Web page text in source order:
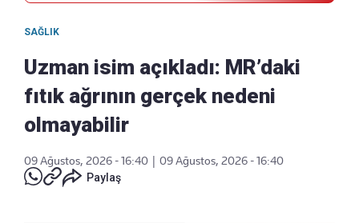
SAĞLIK
Uzman isim açıkladı: MR’daki
fıtık ağrının gerçek nedeni
olmayabilir
09 Ağustos, 2026 - 16:40
09 Ağustos, 2026 - 16:40
Paylaş